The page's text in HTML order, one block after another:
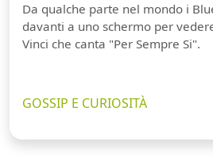
Da qualche parte nel mondo i
davanti a uno schermo per
Vinci che canta "Per Sempre Si".
GOSSIP E CURIOSITÀ